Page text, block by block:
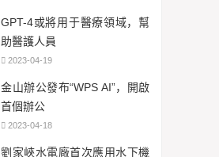
GPT-4或將用于醫療領域，幫
助醫護人員
2023-04-19
金山辦公發布“WPS AI”，開啟
首個辦公
2023-04-18
劉家峽水電廠首次應用水下機